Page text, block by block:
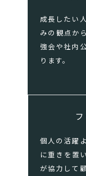
成長したい
みの観点か
強会や社内
ります。
個人の活躍
に重きを置
が協力して